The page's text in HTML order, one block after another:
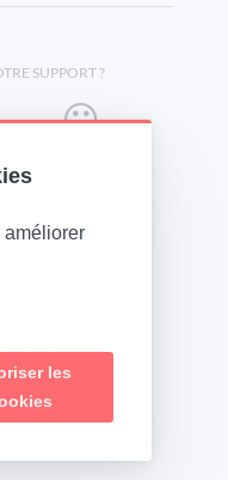
améliorer
les
SUPPORT ?